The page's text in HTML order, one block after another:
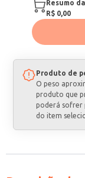
Resumo
R$ 0,00
Produto de
O peso
produto que
poderá sofrer
do item